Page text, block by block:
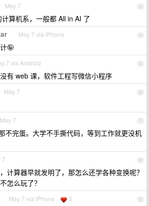
3
May 7
算机系，一般都 All in AI 了
4
May 7 via iPhone
🤪
5
7 via Android
有 web 课，软件工程写微信小程序
6
May 7
7
May 7
不完蛋。大学不手撕代码，等到工作就更没机
8
7
计算器早就发明了，那怎么还学各种变换呢？
怎么玩了？
9
May 7 via iPhone 3